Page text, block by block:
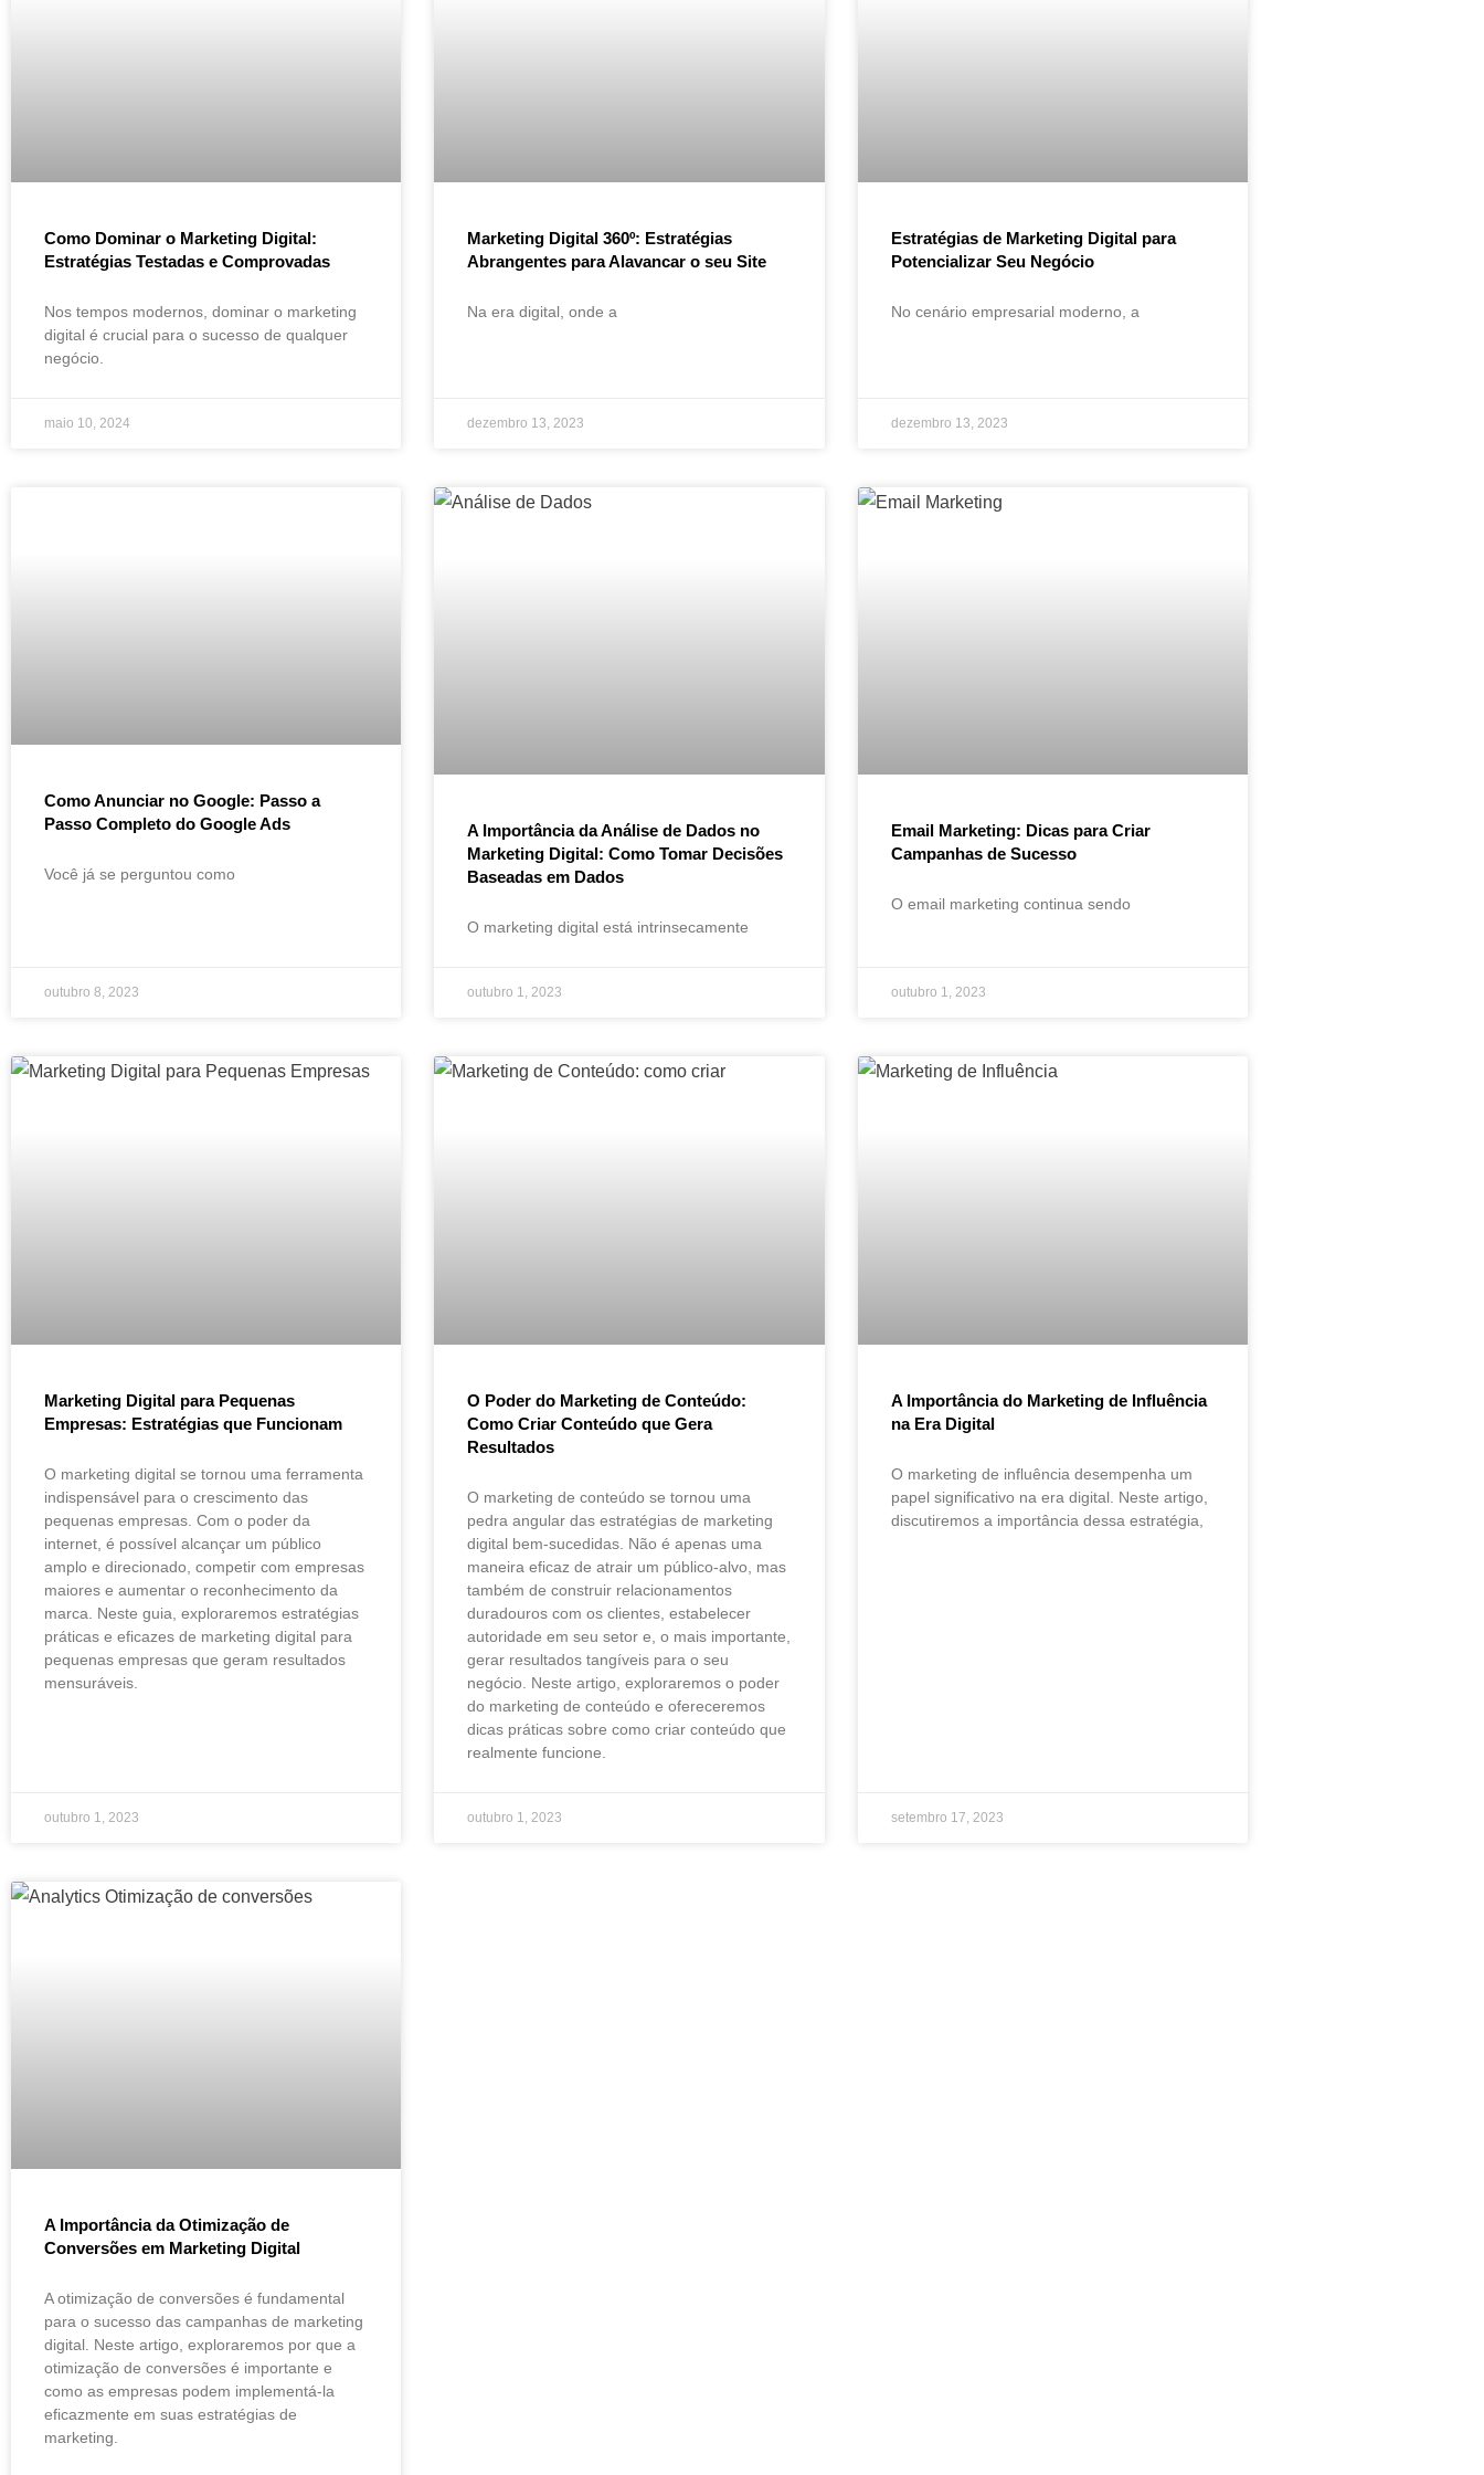
Como Dominar o Marketing Digital:
Estratégias Testadas e Comprovadas
Nos tempos modernos, dominar o marketing
digital é crucial para o sucesso de qualquer
negócio.
maio 10, 2024
Marketing Digital 360º: Estratégias
Abrangentes para Alavancar o seu Site
Na era digital, onde a
dezembro 13, 2023
Estratégias de Marketing Digital para
Potencializar Seu Negócio
No cenário empresarial moderno, a
dezembro 13, 2023
Como Anunciar no Google: Passo a
Passo Completo do Google Ads
Você já se perguntou como
outubro 8, 2023
A Importância da Análise de Dados no
Marketing Digital: Como Tomar Decisões
Baseadas em Dados
O marketing digital está intrinsecamente
outubro 1, 2023
Email Marketing: Dicas para Criar
Campanhas de Sucesso
O email marketing continua sendo
outubro 1, 2023
Marketing Digital para Pequenas
Empresas: Estratégias que Funcionam
O marketing digital se tornou uma ferramenta
indispensável para o crescimento das
pequenas empresas. Com o poder da
internet, é possível alcançar um público
amplo e direcionado, competir com empresas
maiores e aumentar o reconhecimento da
marca. Neste guia, exploraremos estratégias
práticas e eficazes de marketing digital para
pequenas empresas que geram resultados
mensuráveis.
outubro 1, 2023
O Poder do Marketing de Conteúdo:
Como Criar Conteúdo que Gera
Resultados
O marketing de conteúdo se tornou uma
pedra angular das estratégias de marketing
digital bem-sucedidas. Não é apenas uma
maneira eficaz de atrair um público-alvo, mas
também de construir relacionamentos
duradouros com os clientes, estabelecer
autoridade em seu setor e, o mais importante,
gerar resultados tangíveis para o seu
negócio. Neste artigo, exploraremos o poder
do marketing de conteúdo e ofereceremos
dicas práticas sobre como criar conteúdo que
realmente funcione.
outubro 1, 2023
A Importância do Marketing de Influência
na Era Digital
O marketing de influência desempenha um
papel significativo na era digital. Neste artigo,
discutiremos a importância dessa estratégia,
setembro 17, 2023
A Importância da Otimização de
Conversões em Marketing Digital
A otimização de conversões é fundamental
para o sucesso das campanhas de marketing
digital. Neste artigo, exploraremos por que a
otimização de conversões é importante e
como as empresas podem implementá-la
eficazmente em suas estratégias de
marketing.